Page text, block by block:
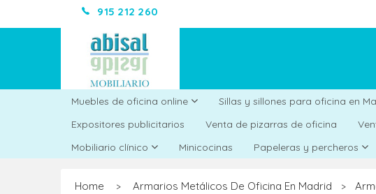
915 212 260
Muebles de oficina online Sillas y sillones para oficina en
Expositores publicitarios
Venta de pizarras de oficina
Mobiliario clínico
Minicocinas Papeleras y percheros
Home > Armarios Metálicos De Oficina En Madrid >